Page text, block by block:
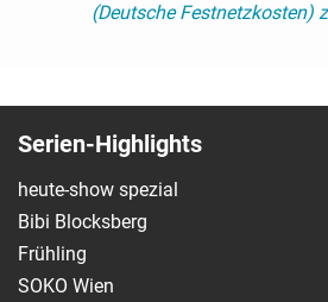
(Deutsche Festnetzkosten)
Serien-Highlights
heute-show spezial
Bibi Blocksberg
Frühling
SOKO Wien